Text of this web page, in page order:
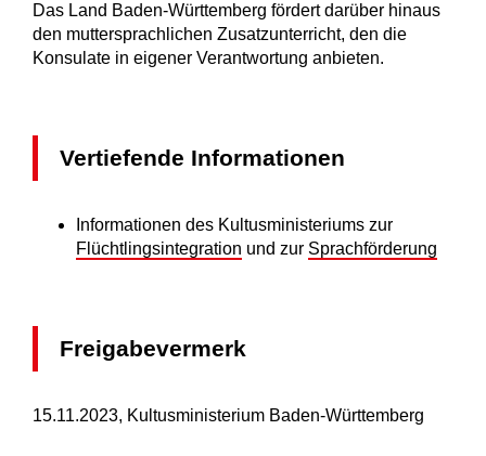
Das Land Baden-Württemberg fördert darüber hinaus
den muttersprachlichen Zusatzunterricht, den die
Konsulate in eigener Verantwortung anbieten.
Vertiefende Informationen
Informationen des Kultusministeriums zur
Flüchtlingsintegration und zur Sprachförderung
Freigabevermerk
15.11.2023, Kultusministerium Baden-Württemberg